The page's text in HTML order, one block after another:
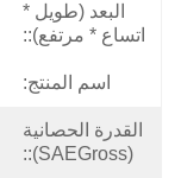
البعد (طويل *
اتساع * مرتفع)::
اسم المنتج:
القدرة الحصانية